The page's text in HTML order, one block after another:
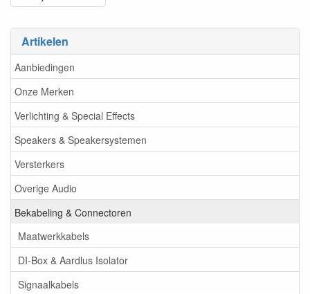
Artikelen
Aanbiedingen
Onze Merken
Verlichting & Special Effects
Speakers & Speakersystemen
Versterkers
Overige Audio
Bekabeling & Connectoren
Maatwerkkabels
DI-Box & Aardlus Isolator
Signaalkabels